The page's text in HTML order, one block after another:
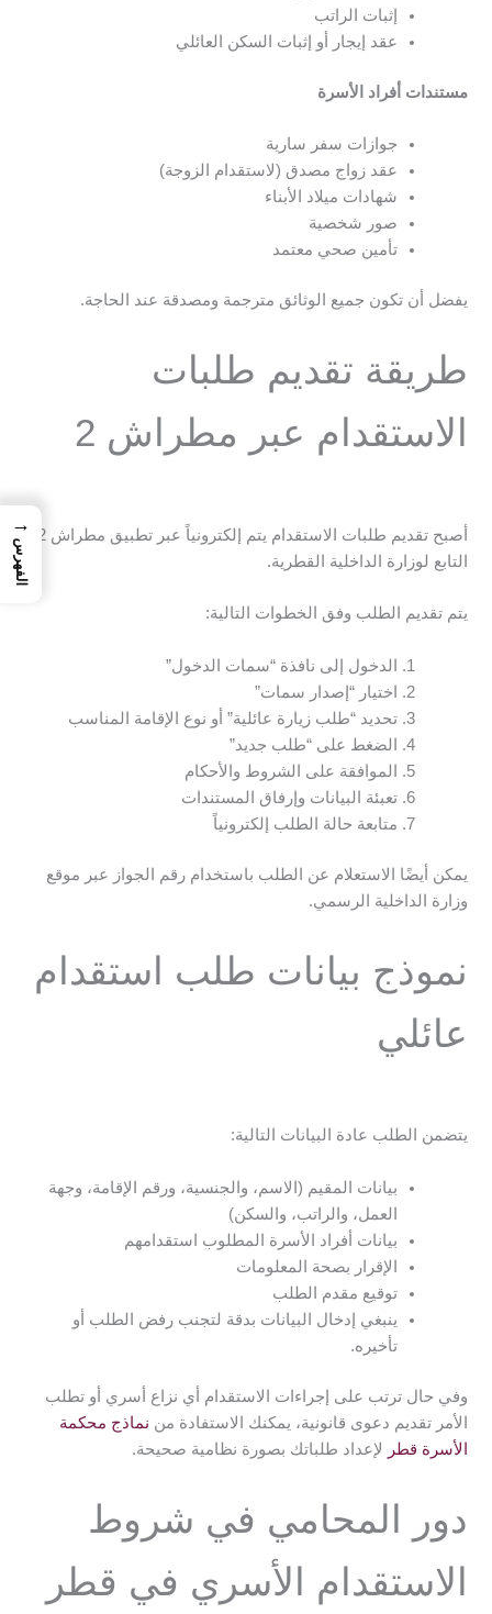
إثبات الراتب
عقد إيجار أو إثبات السكن العائلي
مستندات أفراد الأسرة
جوازات سفر سارية
عقد زواج مصدق (لاستقدام الزوجة)
شهادات ميلاد الأبناء
صور شخصية
تأمين صحي معتمد
يفضل أن تكون جميع الوثائق مترجمة ومصدقة عند الحاجة.
طريقة تقديم طلبات
الاستقدام عبر مطراش 2
أصبح تقديم طلبات الاستقدام يتم إلكترونياً عبر تطبيق مطراش 2
التابع لوزارة الداخلية القطرية.
يتم تقديم الطلب وفق الخطوات التالية:
الدخول إلى نافذة “سمات الدخول”
اختيار “إصدار سمات”
تحديد “طلب زيارة عائلية” أو نوع الإقامة المناسب
الضغط على “طلب جديد”
الموافقة على الشروط والأحكام
تعبئة البيانات وإرفاق المستندات
متابعة حالة الطلب إلكترونياً
يمكن أيضًا الاستعلام عن الطلب باستخدام رقم الجواز عبر موقع
وزارة الداخلية الرسمي.
نموذج بيانات طلب استقدام
عائلي
يتضمن الطلب عادة البيانات التالية:
بيانات المقيم (الاسم، والجنسية، ورقم الإقامة، وجهة
العمل، والراتب، والسكن)
بيانات أفراد الأسرة المطلوب استقدامهم
الإقرار بصحة المعلومات
توقيع مقدم الطلب
ينبغي إدخال البيانات بدقة لتجنب رفض الطلب أو
تأخيره.
وفي حال ترتب على إجراءات الاستقدام أي نزاع أسري أو تطلب
الأمر تقديم دعوى قانونية، يمكنك الاستفادة من نماذج محكمة
الأسرة قطر
لإعداد طلباتك بصورة نظامية صحيحة.
دور المحامي في شروط
الاستقدام الأسري في قطر
→
الفهرس